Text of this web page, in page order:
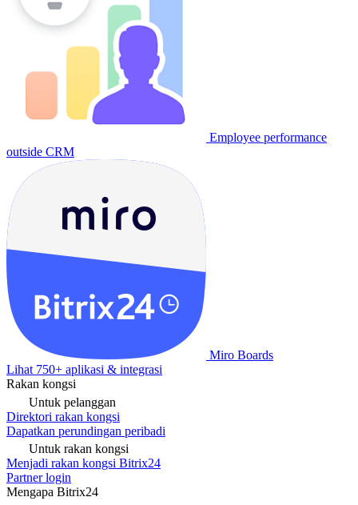
Employee performance
outside CRM
Miro Boards
Lihat 750+ aplikasi & integrasi
Rakan kongsi
Untuk pelanggan
Direktori rakan kongsi
Dapatkan perundingan peribadi
Untuk rakan kongsi
Menjadi rakan kongsi Bitrix24
Partner login
Mengapa Bitrix24